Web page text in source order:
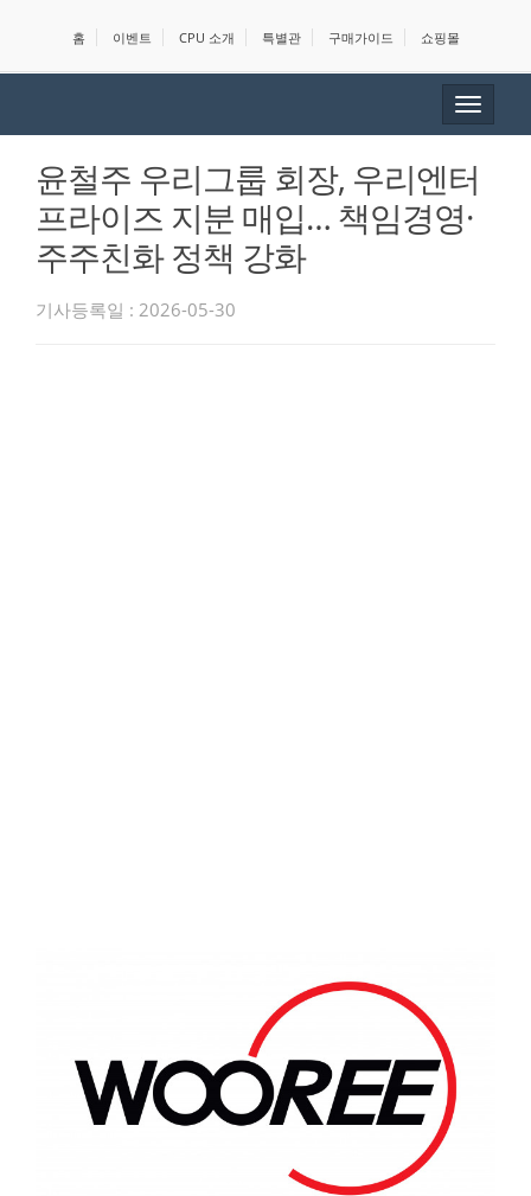
홈 이벤트 CPU 소개 특별관 구매가이드 쇼핑몰
Toggle
윤철주 우리그룹 회장, 우리엔터
프라이즈 지분 매입… 책임경영·
주주친화 정책 강화
기사등록일 : 2026-05-30